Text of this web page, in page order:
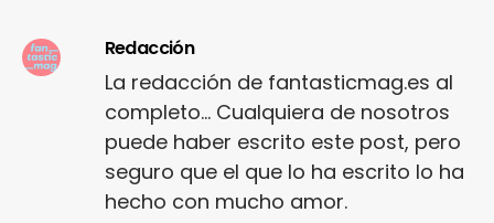
Redacción
La redacción de fantasticmag.es al
completo... Cualquiera de nosotros
puede haber escrito este post, pero
seguro que el que lo ha escrito lo ha
hecho con mucho amor.